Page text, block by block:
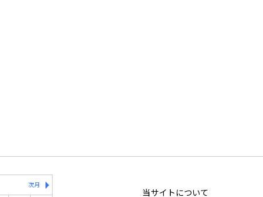
次月
当サイトについて